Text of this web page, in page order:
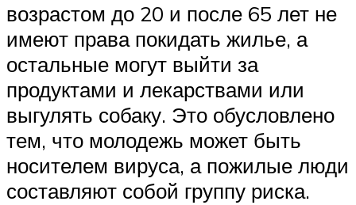
возрастом до 20 и после 65 лет не
имеют права покидать жилье, а
остальные могут выйти за
продуктами и лекарствами или
выгулять собаку. Это обусловлено
тем, что молодежь может быть
носителем вируса, а пожилые люди
составляют собой группу риска.